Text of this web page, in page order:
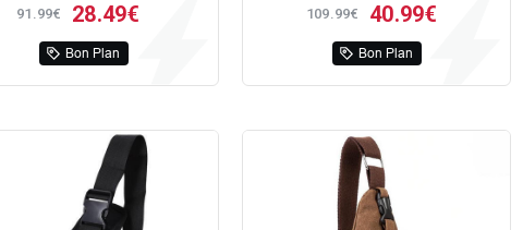
91 99€ 28 49€
Bon Plan
109 99€ 40 99€
Bon Plan